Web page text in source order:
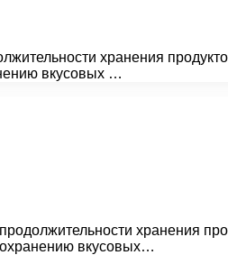
хранения
вкусовых …
хранения
вкусовых…